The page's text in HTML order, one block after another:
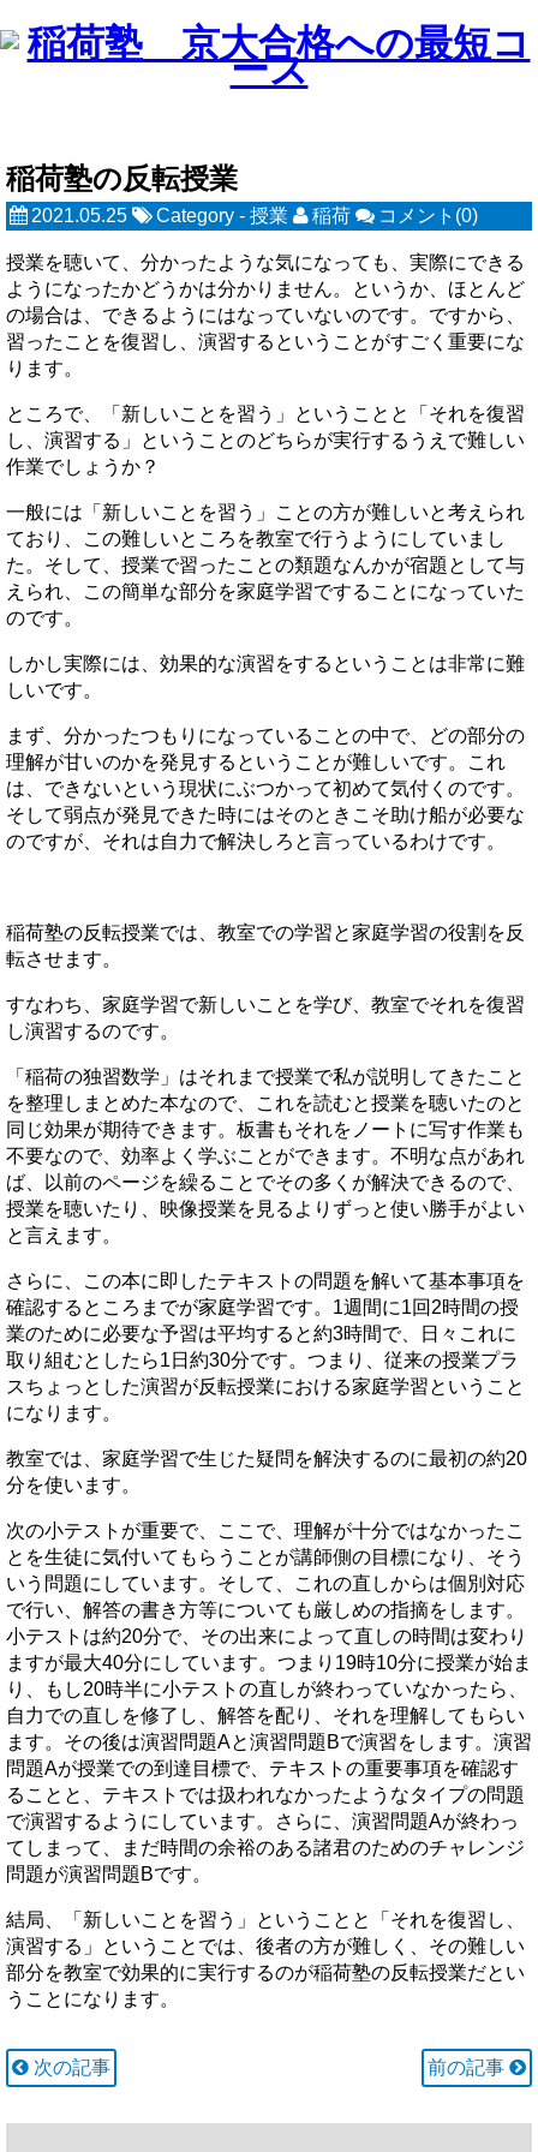
稲荷塾の反転授業
2021.05.25 Category - 授業 稲荷 コメント(0)
授業を聴いて、分かったような気になっても、実際にできる
ようになったかどうかは分かりません。というか、ほとんど
の場合は、できるようにはなっていないのです。ですから、
習ったことを復習し、演習するということがすごく重要にな
ります。
ところで、「新しいことを習う」ということと「それを復習
し、演習する」ということのどちらが実行するうえで難しい
作業でしょうか？
一般には「新しいことを習う」ことの方が難しいと考えられ
ており、この難しいところを教室で行うようにしていまし
た。そして、授業で習ったことの類題なんかが宿題として与
えられ、この簡単な部分を家庭学習ですることになっていた
のです。
しかし実際には、効果的な演習をするということは非常に難
しいです。
まず、分かったつもりになっていることの中で、どの部分の
理解が甘いのかを発見するということが難しいです。これ
は、できないという現状にぶつかって初めて気付くのです。
そして弱点が発見できた時にはそのときこそ助け船が必要な
のですが、それは自力で解決しろと言っているわけです。
稲荷塾の反転授業では、教室での学習と家庭学習の役割を反
転させます。
すなわち、家庭学習で新しいことを学び、教室でそれを復習
し演習するのです。
「稲荷の独習数学」はそれまで授業で私が説明してきたこと
を整理しまとめた本なので、これを読むと授業を聴いたのと
同じ効果が期待できます。板書もそれをノートに写す作業も
不要なので、効率よく学ぶことができます。不明な点があれ
ば、以前のページを繰ることでその多くが解決できるので、
授業を聴いたり、映像授業を見るよりずっと使い勝手がよい
と言えます。
さらに、この本に即したテキストの問題を解いて基本事項を
確認するところまでが家庭学習です。1週間に1回2時間の授
業のために必要な予習は平均すると約3時間で、日々これに
取り組むとしたら1日約30分です。つまり、従来の授業プラ
スちょっとした演習が反転授業における家庭学習ということ
になります。
教室では、家庭学習で生じた疑問を解決するのに最初の約20
分を使います。
次の小テストが重要で、ここで、理解が十分ではなかったこ
とを生徒に気付いてもらうことが講師側の目標になり、そう
いう問題にしています。そして、これの直しからは個別対応
で行い、解答の書き方等についても厳しめの指摘をします。
小テストは約20分で、その出来によって直しの時間は変わり
ますが最大40分にしています。つまり19時10分に授業が始ま
り、もし20時半に小テストの直しが終わっていなかったら、
自力での直しを修了し、解答を配り、それを理解してもらい
ます。その後は演習問題Aと演習問題Bで演習をします。演習
問題Aが授業での到達目標で、テキストの重要事項を確認す
ることと、テキストでは扱われなかったようなタイプの問題
で演習するようにしています。さらに、演習問題Aが終わっ
てしまって、まだ時間の余裕のある諸君のためのチャレンジ
問題が演習問題Bです。
結局、「新しいことを習う」ということと「それを復習し、
演習する」ということでは、後者の方が難しく、その難しい
部分を教室で効果的に実行するのが稲荷塾の反転授業だとい
うことになります。
次の記事 前の記事